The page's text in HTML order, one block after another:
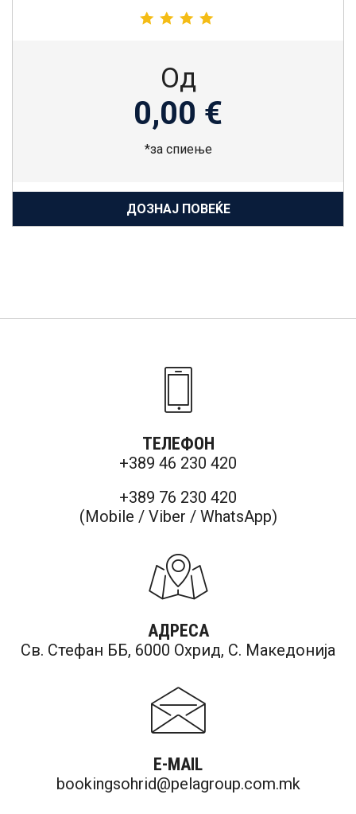
Од
0,00 €
*за спиење
ДОЗНАЈ ПОВЕЌЕ
ТЕЛЕФОН
+389 46 230 420
+389 76 230 420
(Mobile / Viber / WhatsApp)
АДРЕСА
Св. Стефан ББ, 6000 Охрид, С. Македонија
E-MAIL
bookingsohrid@pelagroup.com.mk